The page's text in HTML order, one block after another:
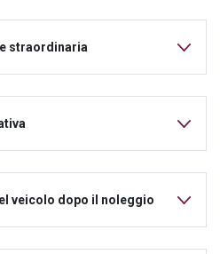
straordinaria
veicolo dopo il noleggio